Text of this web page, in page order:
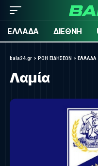
ΕΛΛΑΔΑ ΔΙΕΘΝΗ
bala24.gr > ΡΟΗ ΕΙΔΗΣΕΩΝ > ΕΛΛΑΔΑ
Λαμία